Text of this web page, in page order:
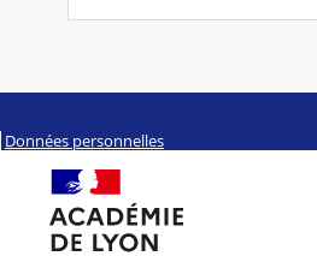
Données personnelles